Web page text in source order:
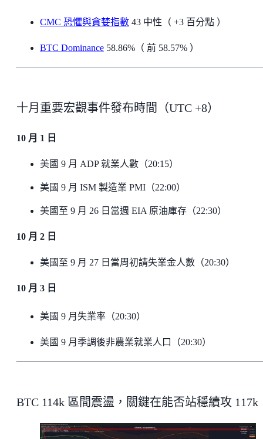
CMC 恐懼與貪婪指數 43 中性（ +3 百分點 ）
BTC Dominance 58.86%（ 前 58.57% ）
十月重要宏觀事件發布時間（UTC +8）
10 月 1 日
美國 9 月 ADP 就業人數（20:15）
美國 9 月 ISM 製造業 PMI（22:00）
美國至 9 月 26 日當週 EIA 原油庫存（22:30）
10 月 2 日
美國至 9 月 27 日當周初請失業金人數（20:30）
10 月 3 日
美國 9 月失業率（20:30）
美國 9 月季調後非農業就業人口（20:30）
BTC 114k 區間震盪，關鍵在能否站穩續攻 117k